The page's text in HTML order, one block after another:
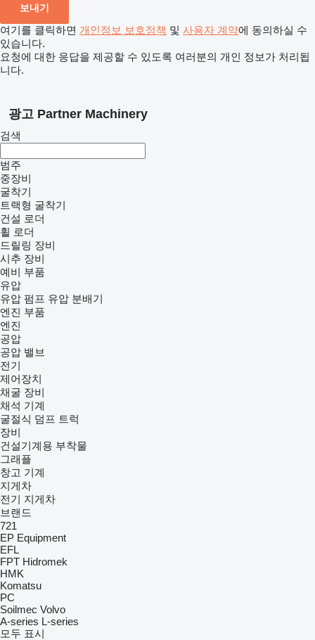
여기를 클릭하면 개인정보 보호정책 및 사용자 계약에 동의하실 수
있습니다.
요청에 대한 응답을 제공할 수 있도록 여러분의 개인 정보가 처리됩
니다.
광고 Partner Machinery
검색
범주
중장비
굴착기
트랙형 굴착기
건설 로더
휠 로더
드릴링 장비
시추 장비
예비 부품
유압
유압 펌프 유압 분배기
엔진 부품
엔진
공압
공압 밸브
전기
제어장치
채굴 장비
채석 기계
굴절식 덤프 트럭
장비
건설기계용 부착물
그래플
창고 기계
지게차
전기 지게차
브랜드
721
EP Equipment
EFL
FPT Hidromek
HMK
Komatsu
PC
Soilmec Volvo
A-series L-series
모두 표시